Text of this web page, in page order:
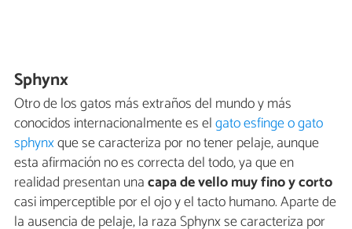
Sphynx
Otro de los gatos más extraños del mundo y más
conocidos internacionalmente es elgato esfinge o gato
sphynxque se caracteriza por no tener pelaje, aunque
esta afirmación no es correcta del todo, ya que en
realidad presentan unacapa de vello muy fino y corto
casi imperceptible por el ojo y el tacto humano. Aparte de
la ausencia de pelaje, la raza Sphynx se caracteriza por